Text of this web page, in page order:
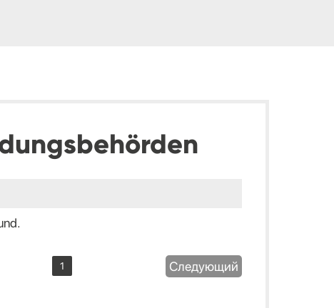
1 Следующий